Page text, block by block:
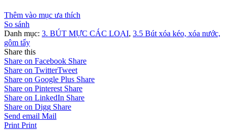
Thêm vào mục ưa thích
So sánh
Danh mục: 3. BÚT MỰC CÁC LOẠI, 3.5 Bút xóa kéo, xóa nước,
gôm tẩy
Share this
Share on Facebook Share
Share on TwitterTweet
Share on Google Plus Share
Share on Pinterest Share
Share on LinkedIn Share
Share on Digg Share
Send email Mail
Print Print